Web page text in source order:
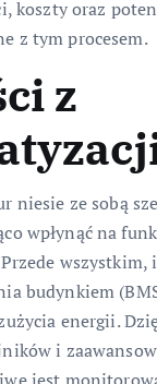
koszty oraz
z tym procesem.
z
niesie ze sobą
wpłynąć na
budynkiem
energii.
i